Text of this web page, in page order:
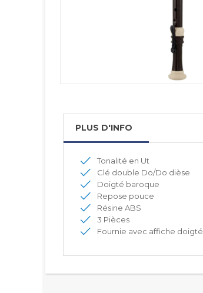
PLUS D'INFO
Tonalité en Ut
Clé double Do/Do dièse
Doigté baroque
Repose pouce
Résine ABS
3 Pièces
Fournie avec affiche doigté